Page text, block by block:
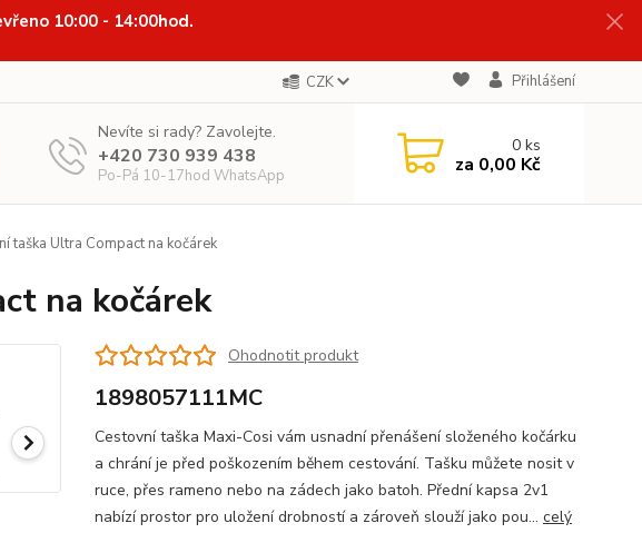
10:00 - 14:00hod.
CZK Přihlášení
Nevíte si rady? Zavolejte.
+420 730 939 438
Po-Pá 10-17hod WhatsApp
0ks
za 0,00 Kč
taška Ultra Compact na kočárek
na kočárek
Ohodnotit produkt
1898057111MC
Cestovní taška Maxi-Cosi vám usnadní přenášení složeného kočárku
a chrání je před poškozením během cestování. Tašku můžete nosit v
ruce, přes rameno nebo na zádech jako batoh. Přední kapsa 2v1
nabízí prostor pro uložení drobností a zároveň slouží jako pou... celý